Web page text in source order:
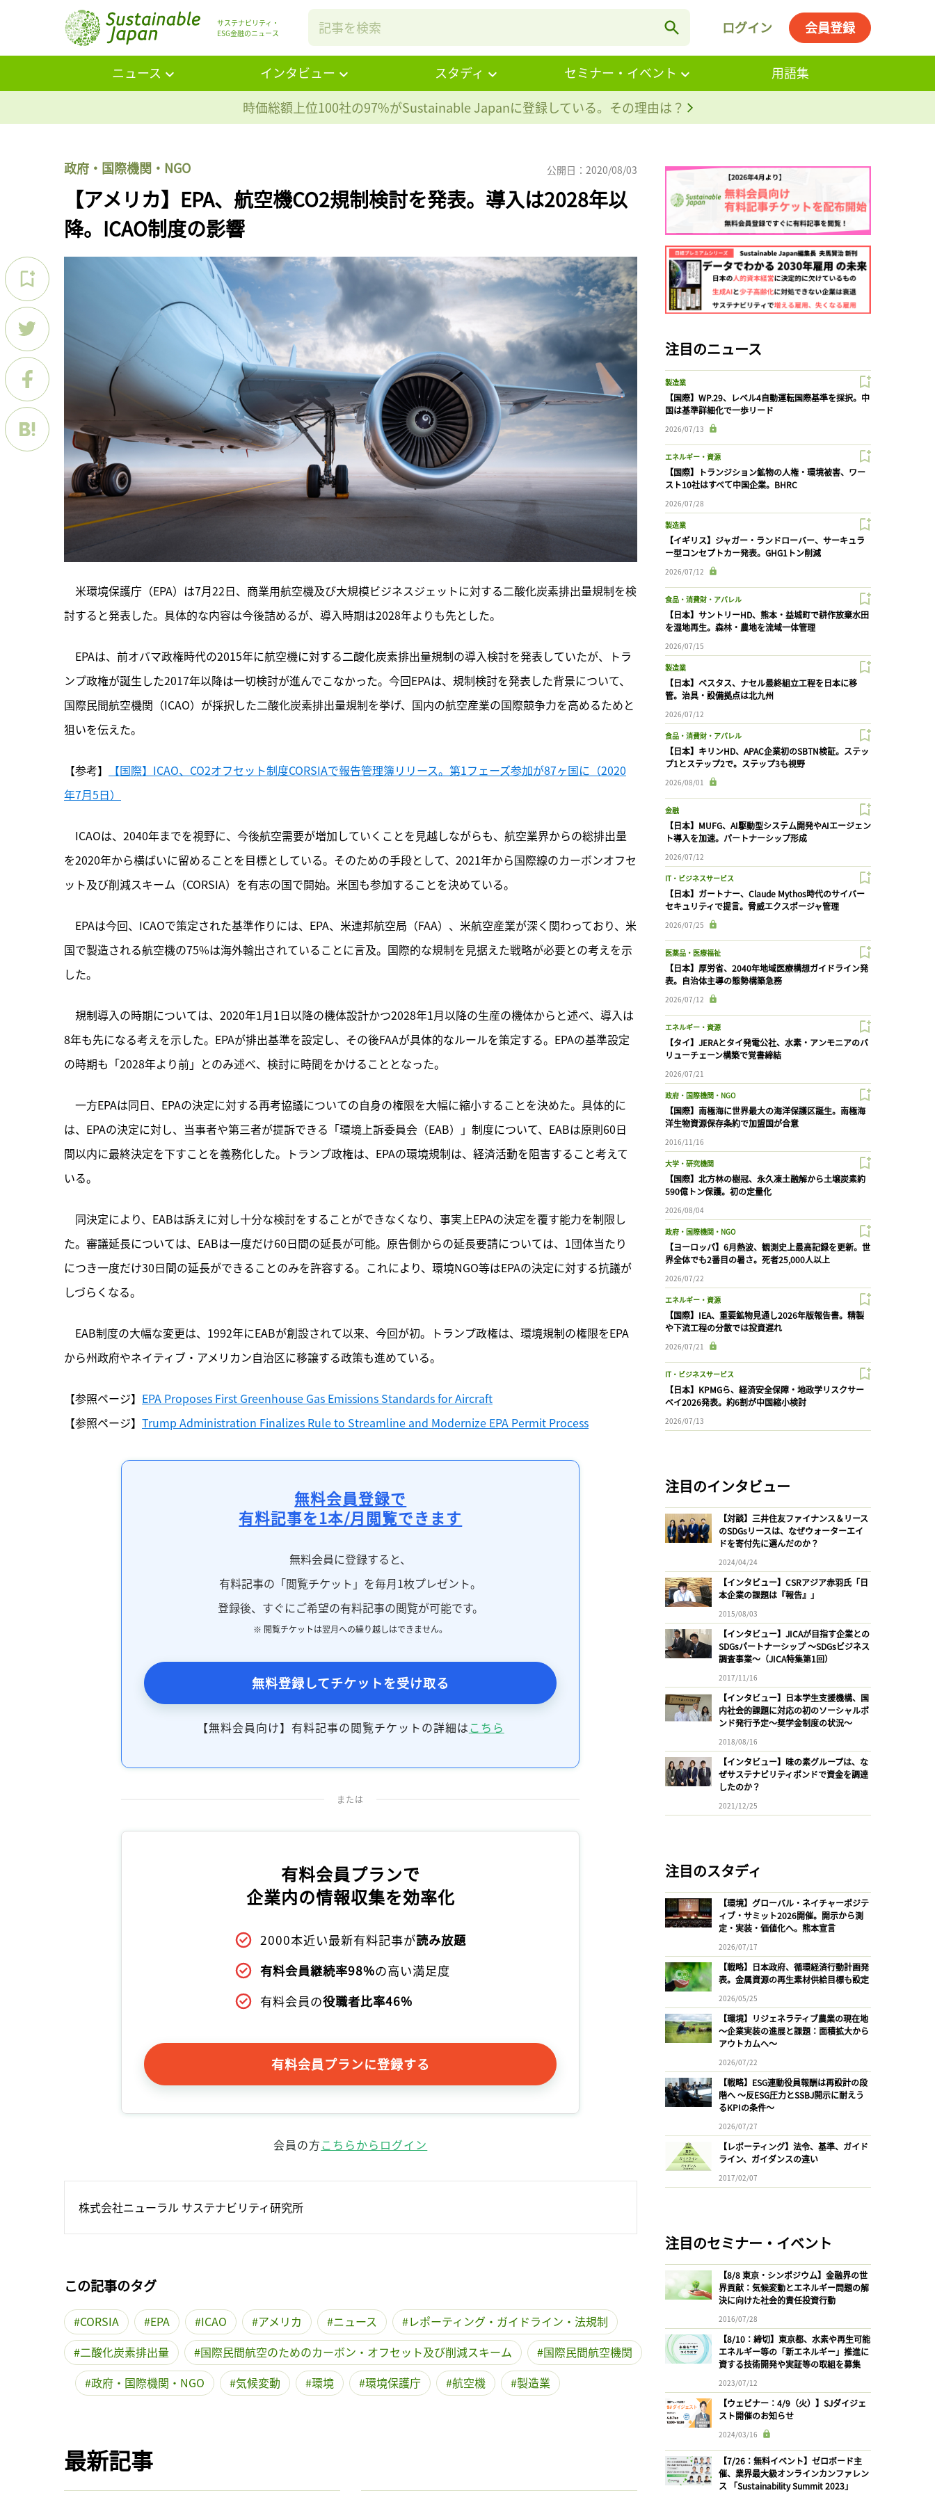
サステナビリティ・
ESG金融のニュース
ログイン 会員登録
ニュース インタビュー スタディ セミナー・イベント
用語集
時価総額上位100社の97%がSustainable Japanに登録している。その理由は？
政府・国際機関・NGO 公開日：2020/08/03
【アメリカ】EPA、航空機CO2規制検討を発表。導入は2028年以
降。ICAO制度の影響
米環境保護庁（EPA）は7月22日、商業用航空機及び大規模ビジネスジェットに対する二酸化炭素排出量規制を検
討すると発表した。具体的な内容は今後詰めるが、導入時期は2028年よりも先とした。
EPAは、 前オバマ政権時代の2015年に航空機に対する二酸化炭素排出量規制の導入検討を発表していたが、トラ
ンプ政権が誕生した2017年以降は一切検討が進んでこなかった。今回EPAは、規制検討を発表した背景について、
国際民間航空機関（ICAO）が採択した二酸化炭素排出量規制を挙げ、国内の航空産業の国際競争力を高めるためと
狙いを伝えた。
【参考】
【国際】ICAO、CO2オフセット制度CORSIAで報告管理簿リリース。第1フェーズ参加が87ヶ国に（2020
年7月5日）
ICAOは、2040年までを視野に、今後航空需要が増加していくことを見越しながらも、航空業界からの総排出量
を2020年から横ばいに留めることを目標としている。そのための手段として、2021年から国際線のカーボンオフセ
ット及び削減スキーム（CORSIA）を有志の国で開始。米国も参加することを決めている。
EPAは今回、ICAOで策定された基準作りには、EPA、米連邦航空局（FAA）、米航空産業が深く関わっており、米
国で製造される航空機の75%は海外輸出されていることに言及。国際的な規制を見据えた戦略が必要との考えを示
した。
規制導入の時期については、2020年1月1日以降の機体設計かつ2028年1月以降の生産の機体からと述べ、導入は
8年も先になる考えを示した。EPAが排出基準を設定し、その後FAAが具体的なルールを策定する。EPAの基準設定
の時期も「2028年より前」とのみ述べ、検討に時間をかけることとなった。
一方EPAは同日、EPAの決定に対する再考協議についての自身の権限を大幅に縮小することを決めた。具体的に
は、EPAの決定に対し、当事者や第三者が提訴できる「環境上訴委員会（EAB）」制度について、EABは原則60日
間以内に最終決定を下すことを義務化した。トランプ政権は、EPAの環境規制は、経済活動を阻害すること考えて
いる。
同決定により、EABは訴えに対し十分な検討をすることができなくなり、事実上EPAの決定を覆す能力を制限し
た。審議延長については、EABは一度だけ60日間の延長が可能。原告側からの延長要請については、1団体当たり
につき一度だけ30日間の延長ができることのみを許容する。これにより、環境NGO等はEPAの決定に対する抗議が
しづらくなる。
EAB制度の大幅な変更は、1992年にEABが創設されて以来、今回が初。トランプ政権は、環境規制の権限をEPA
から州政府やネイティブ・アメリカン自治区に移譲する政策も進めている。
【参照ページ】 EPA Proposes First Greenhouse Gas Emissions Standards for Aircraft
【参照ページ】 Trump Administration Finalizes Rule to Streamline and Modernize EPA Permit Process
無料会員登録で
有料記事を1本/月閲覧できます
無料会員に登録すると、
有料記事の「閲覧チケット」を毎月1枚プレゼント。
登録後、すぐにご希望の有料記事の閲覧が可能です。
※ 閲覧チケットは翌月への繰り越しはできません。
無料登録してチケットを受け取る
【無料会員向け】有料記事の閲覧チケットの詳細はこちら
または
有料会員プランで
企業内の情報収集を効率化
2000本近い最新有料記事が読み放題
有料会員継続率98%の高い満足度
有料会員の役職者比率46%
有料会員プランに登録する
会員の方こちらからログイン
株式会社ニューラル サステナビリティ研究所
この記事のタグ
CORSIA EPA ICAO アメリカ ニュース
レポーティング・ガイドライン・法規制
二酸化炭素排出量
国際民間航空のためのカーボン・オフセット及び削減スキーム
国際民間航空機関
政府・国際機関・NGO
気候変動 環境 環境保護庁 航空機 製造業
最新記事
注目のニュース
製造業
【国際】WP.29、レベル4自動運転国際基準を採択。中
国は基準詳細化で一歩リード
2026/07/13
エネルギー・資源
【国際】トランジション鉱物の人権・環境被害、ワー
スト10社はすべて中国企業。BHRC
2026/07/28
製造業
【イギリス】ジャガー・ランドローバー、サーキュラ
ー型コンセプトカー発表。GHG1トン削減
2026/07/12
食品・消費財・アパレル
【日本】サントリーHD、熊本・益城町で耕作放棄水田
を湿地再生。森林・農地を流域一体管理
2026/07/15
製造業
【日本】ベスタス、ナセル最終組立工程を日本に移
管。治具・設備拠点は北九州
2026/07/12
食品・消費財・アパレル
【日本】キリンHD、APAC企業初のSBTN検証。ステッ
プ1とステップ2で。ステップ3も視野
2026/08/01
金融
【日本】MUFG、AI駆動型システム開発やAIエージェン
ト導入を加速。パートナーシップ形成
2026/07/12
IT・ビジネスサービス
【日本】ガートナー、Claude Mythos時代のサイバー
セキュリティで提言。脅威エクスポージャ管理
2026/07/25
医薬品・医療福祉
【日本】厚労省、2040年地域医療構想ガイドライン発
表。自治体主導の態勢構築急務
2026/07/12
エネルギー・資源
【タイ】JERAとタイ発電公社、水素・アンモニアのバ
リューチェーン構築で覚書締結
2026/07/21
政府・国際機関・NGO
【国際】南極海に世界最大の海洋保護区誕生。南極海
洋生物資源保存条約で加盟国が合意
2016/11/16
大学・研究機関
【国際】北方林の樹冠、永久凍土融解から土壌炭素約
590億トン保護。初の定量化
2026/08/04
政府・国際機関・NGO
【ヨーロッパ】6月熱波、観測史上最高記録を更新。世
界全体でも2番目の暑さ。死者25,000人以上
2026/07/22
エネルギー・資源
【国際】IEA、重要鉱物見通し2026年版報告書。精製
や下流工程の分散では投資遅れ
2026/07/21
IT・ビジネスサービス
【日本】KPMGら、経済安全保障・地政学リスクサー
ベイ2026発表。約6割が中国縮小検討
2026/07/13
注目のインタビュー
【対談】三井住友ファイナンス＆リース
のSDGsリースは、なぜウォーターエイ
ドを寄付先に選んだのか？
2024/04/24
【インタビュー】CSRアジア赤羽氏「日
本企業の課題は『報告』」
2015/08/03
【インタビュー】JICAが目指す企業との
SDGsパートナーシップ 〜SDGsビジネス
調査事業〜（JICA特集第1回）
2017/11/16
【インタビュー】日本学生支援機構、国
内社会的課題に対応の初のソーシャルボ
ンド発行予定〜奨学金制度の状況〜
2018/08/16
【インタビュー】味の素グループは、な
ぜサステナビリティボンドで資金を調達
したのか？
2021/12/25
注目のスタディ
【環境】グローバル・ネイチャーポジテ
ィブ・サミット2026開催。開示から測
定・実装・価値化へ。熊本宣言
2026/07/17
【戦略】日本政府、循環経済行動計画発
表。金属資源の再生素材供給目標も設定
2026/05/25
【環境】リジェネラティブ農業の現在地
〜企業実装の進展と課題：面積拡大から
アウトカムへ〜
2026/07/22
【戦略】ESG連動役員報酬は再設計の段
階へ 〜反ESG圧力とSSBJ開示に耐えう
るKPIの条件〜
2026/07/27
【レポーティング】法令、基準、ガイド
ライン、ガイダンスの違い
2017/02/07
注目のセミナー・イベント
【8/8 東京・シンポジウム】金融界の世
界貢献：気候変動とエネルギー問題の解
決に向けた社会的責任投資行動
2016/07/28
【8/10：締切】東京都、水素や再生可能
エネルギー等の「新エネルギー」推進に
資する技術開発や実証等の取組を募集
2023/07/12
【ウェビナー：4/9（火）】SJダイジェ
スト開催のお知らせ
2024/03/16
【7/26：無料イベント】ゼロボード主
催、業界最大級オンラインカンファレン
ス 「Sustainability Summit 2023」
記事をお気に入りに保存するには
ログインが必要です
ログイン